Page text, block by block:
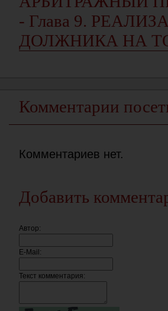
- Глава 9.
ДОЛЖНИКА НА
Комментарии
Комментариев нет.
Добавить
Автор:
E-Mail:
Текст комментария: